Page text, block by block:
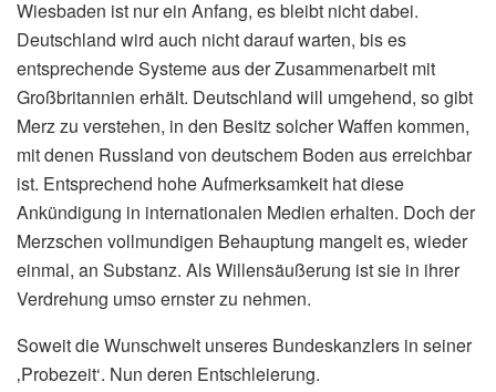
Wiesbaden ist nur ein Anfang, es bleibt nicht dabei.
Deutschland wird auch nicht darauf warten, bis es
entsprechende Systeme aus der Zusammenarbeit mit
Großbritannien erhält. Deutschland will umgehend, so gibt
Merz zu verstehen, in den Besitz solcher Waffen kommen,
mit denen Russland von deutschem Boden aus erreichbar
ist. Entsprechend hohe Aufmerksamkeit hat diese
Ankündigung in internationalen Medien erhalten. Doch der
Merzschen vollmundigen Behauptung mangelt es, wieder
einmal, an Substanz. Als Willensäußerung ist sie in ihrer
Verdrehung umso ernster zu nehmen.
Soweit die Wunschwelt unseres Bundeskanzlers in seiner
‚Probezeit‘. Nun deren Entschleierung.